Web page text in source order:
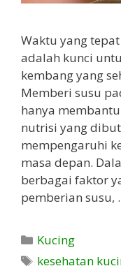
Waktu yang
adalah kunci
kembang yang
Memberi susu
hanya
nutrisi yang
mempengaruhi
masa depan.
berbagai faktor
pemberian susu,
Kategori
Kucing
Tag
kesehatan